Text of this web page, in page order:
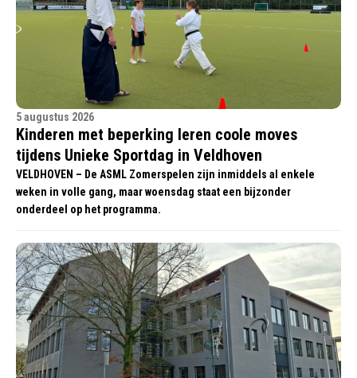
5 augustus 2026
Kinderen met beperking leren coole moves
tijdens Unieke Sportdag in Veldhoven
VELDHOVEN – De ASML Zomerspelen zijn inmiddels al enkele
weken in volle gang, maar woensdag staat een bijzonder
onderdeel op het programma.